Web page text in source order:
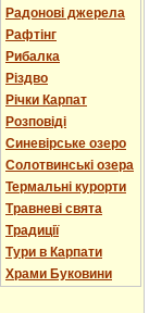
Радонові джерела
Рафтінг
Рибалка
Різдво
Річки Карпат
Розповіді
Синевірське озеро
Солотвинські озера
Термальні курорти
Травневі свята
Традиції
Тури в Карпати
Храми Буковини